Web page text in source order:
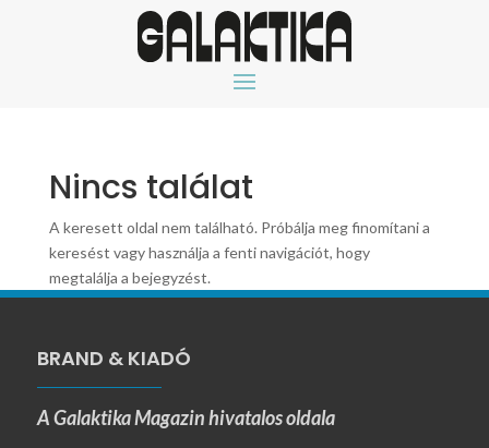
Nincs találat
A keresett oldal nem található. Próbálja meg finomítani a
keresést vagy használja a fenti navigációt, hogy
megtalálja a bejegyzést.
BRAND & KIADÓ
A Galaktika Magazin hivatalos oldala